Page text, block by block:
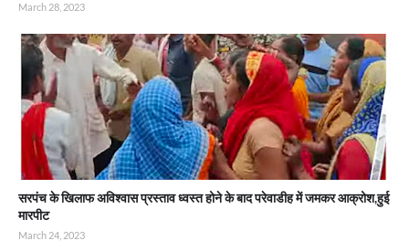
March 28, 2023
सरपंच के खिलाफ अविश्वास प्रस्ताव ध्वस्त होने के बाद परेवाडीह में जमकर आक्रोश,हुई
मारपीट
March 24, 2023